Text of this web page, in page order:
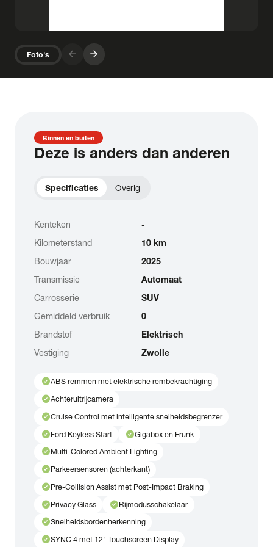
Foto's arrow_forward arrow_forward
Binnen en buiten
Deze is anders dan anderen
Specificaties Overig
Kenteken
-
Kilometerstand
10 km
Bouwjaar
2025
Transmissie
Automaat
Carrosserie
SUV
Gemiddeld verbruik
0
Brandstof
Elektrisch
Vestiging
Zwolle
check_circleABS remmen met elektrische rembekrachtiging
check_circleAchteruitrijcamera
check_circleCruise Control met intelligente snelheidsbegrenzer
check_circleFord Keyless Start check_circleGigabox en Frunk
check_circleMulti-Colored Ambient Lighting
check_circleParkeersensoren (achterkant)
check_circlePre-Collision Assist met Post-Impact Braking
check_circlePrivacy Glass check_circleRijmodusschakelaar
check_circleSnelheidsbordenherkenning
check_circleSYNC 4 met 12" Touchscreen Display